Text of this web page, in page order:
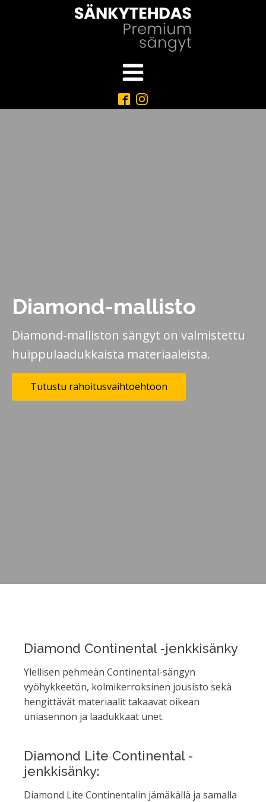
Diamond-mallisto
Diamond-malliston sängyt on valmistettu
huippulaadukkaista materiaaleista.
Tutustu rahoitusvaihtoehtoon
Diamond Continental -jenkkisänky
Ylellisen pehmeän Continental-sängyn
vyöhykkeetön, kolmikerroksinen jousisto sekä
hengittävät materiaalit takaavat oikean
uniasennon ja laadukkaat unet.
Diamond Lite Continental -
jenkkisänky:
Diamond Lite Continentalin jämäkällä ja samalla